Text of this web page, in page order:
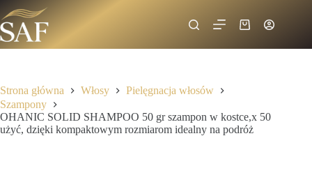
Strona główna Włosy
Pielęgnacja włosów
Szampony
OHANIC SOLID SHAMPOO 50 gr szampon w kostce,x 50
użyć, dzięki kompaktowym rozmiarom idealny na podróż